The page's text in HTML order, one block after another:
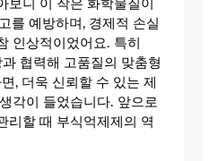
보니 이 작은 화학물질이
를 예방하며, 경제적 손실
인상적이었어요. 특히
협력해 고품질의 맞춤형
, 더욱 신뢰할 수 있는 제
각이 들었습니다. 앞으로
리할 때 부식억제제의 역